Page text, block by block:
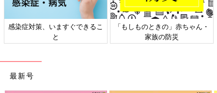
感染症対策、いますぐできるこ
と
「もしものときの」赤ちゃん・
家族の防災
最新号